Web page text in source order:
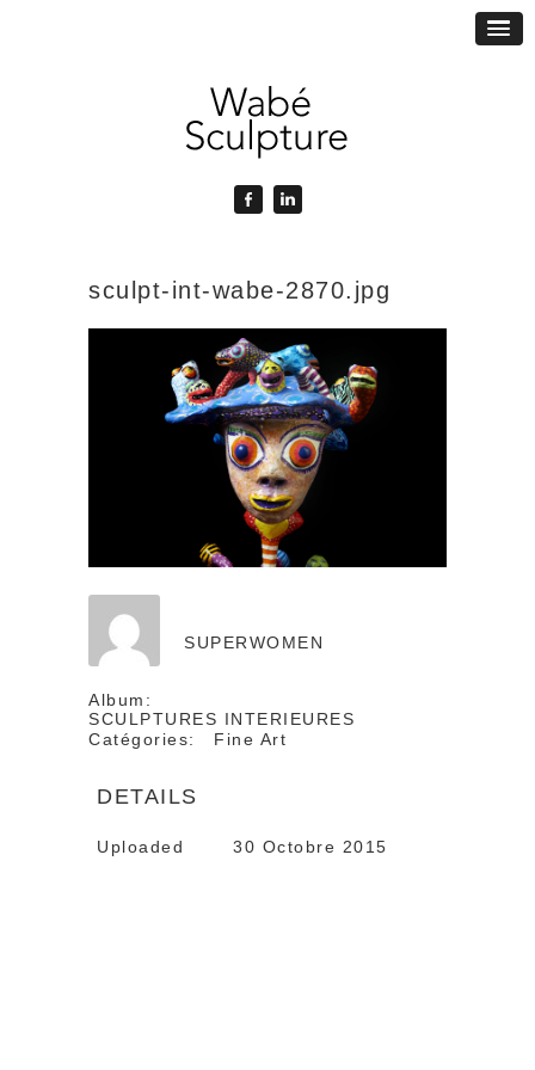
sculpt-int-wabe-2870.jpg
SUPERWOMEN
Album:
SCULPTURES INTERIEURES
Catégories:
Fine Art
DETAILS
Uploaded 30 Octobre 2015